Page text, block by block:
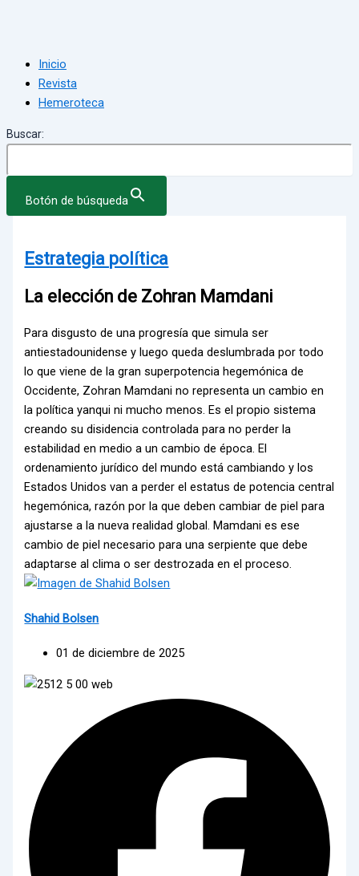
Inicio
Revista
Hemeroteca
Buscar:
Botón de búsqueda
Estrategia política
La elección de Zohran Mamdani
Para disgusto de una progresía que simula ser
antiestadounidense y luego queda deslumbrada por todo
lo que viene de la gran superpotencia hegemónica de
Occidente, Zohran Mamdani no representa un cambio en
la política yanqui ni mucho menos. Es el propio sistema
creando su disidencia controlada para no perder la
estabilidad en medio a un cambio de época. El
ordenamiento jurídico del mundo está cambiando y los
Estados Unidos van a perder el estatus de potencia central
hegemónica, razón por la que deben cambiar de piel para
ajustarse a la nueva realidad global. Mamdani es ese
cambio de piel necesario para una serpiente que debe
adaptarse al clima o ser destrozada en el proceso.
Shahid Bolsen
01 de diciembre de 2025